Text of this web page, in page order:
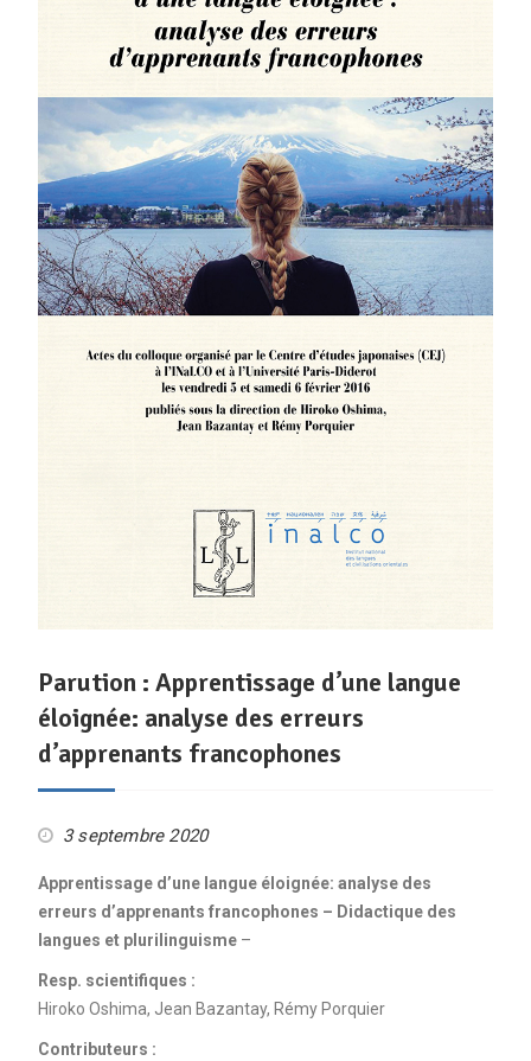
Parution : Apprentissage d’une langue
éloignée: analyse des erreurs
d’apprenants francophones
3 septembre 2020
Apprentissage d’une langue éloignée: analyse des
erreurs d’apprenants francophones – Didactique des
langues et plurilinguisme–
Resp. scientifiques :
Hiroko Oshima, Jean Bazantay, Rémy Porquier
Contributeurs :